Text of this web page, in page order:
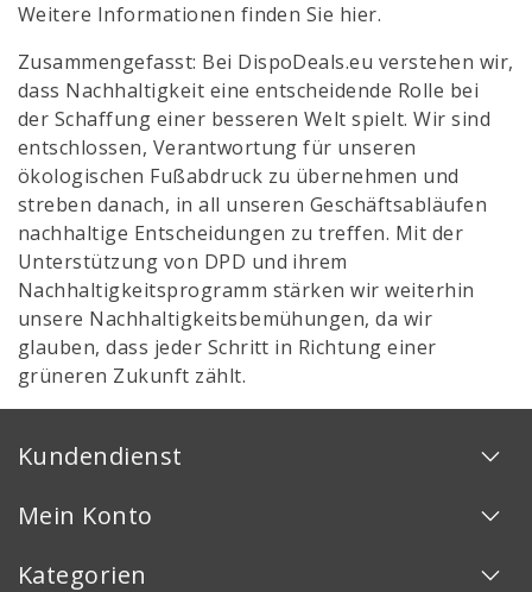
Weitere Informationen finden Sie hier.
Zusammengefasst: Bei DispoDeals.eu verstehen wir,
dass Nachhaltigkeit eine entscheidende Rolle bei
der Schaffung einer besseren Welt spielt. Wir sind
entschlossen, Verantwortung für unseren
ökologischen Fußabdruck zu übernehmen und
streben danach, in all unseren Geschäftsabläufen
nachhaltige Entscheidungen zu treffen. Mit der
Unterstützung von DPD und ihrem
Nachhaltigkeitsprogramm stärken wir weiterhin
unsere Nachhaltigkeitsbemühungen, da wir
glauben, dass jeder Schritt in Richtung einer
grüneren Zukunft zählt.
Kundendienst
Mein Konto
Kategorien